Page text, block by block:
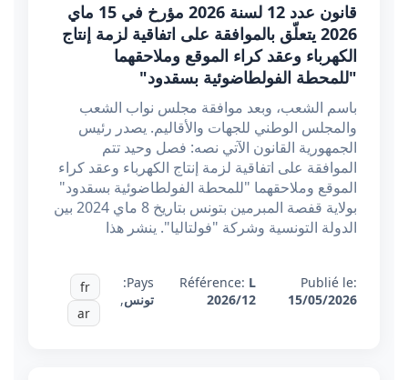
قانون عدد 12 لسنة 2026 مؤرخ في 15 ماي
2026 يتعلّق بالموافقة على اتفاقية لزمة إنتاج
الكهرباء وعقد كراء الموقع وملاحقهما
"للمحطة الفولطاضوئية بسقدود"
باسم الشعب، وبعد موافقة مجلس نواب الشعب
والمجلس الوطني للجهات والأقاليم. يصدر رئيس
الجمهورية القانون الآتي نصه: فصل وحيد تتم
الموافقة على اتفاقية لزمة إنتاج الكهرباء وعقد كراء
الموقع وملاحقهما "للمحطة الفولطاضوئية بسقدود"
بولاية قفصة المبرمين بتونس بتاريخ 8 ماي 2024 بين
الدولة التونسية وشركة "فولتاليا". ينشر هذا
Publié le:
15/05/2026
Référence: L
2026/12
Pays:
تونس,
fr
ar